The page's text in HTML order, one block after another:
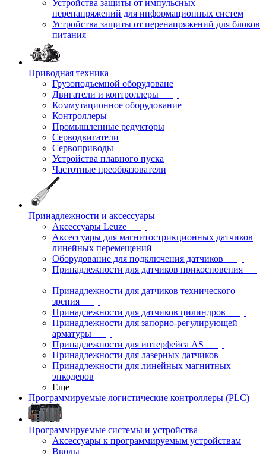
Устройства защиты от импульсных
перенапряжений для информационных систем
Устройства защиты от перенапряжений для блоков
питания
Приводная техника
Грузоподъемной оборудоване
Двигатели и контроллеры
Коммутационное оборудование
Контроллеры
Промышленные редукторы
Серводвигатели
Сервоприводы
Устройства плавного пуска
Частотные преобразователи
Принадлежности и аксессуары
Аксессуары Leuze
Аксессуары для магнитострикционных датчиков
линейных перемещений
Оборудование для подключения датчиков
Принадлежности для датчиков прикосновения
Принадлежности для датчиков технического
зрения
Принадлежности для датчиков цилиндров
Принадлежности для запорно-регулирующей
арматуры
Принадлежности для интерфейса AS
Принадлежности для лазерных датчиков
Принадлежности для линейных магнитных
энкодеров
Еще
Программируемые логистические контроллеры (PLC)
Программируемые системы и устройства
Аксессуары к программируемым устройствам
Вводы